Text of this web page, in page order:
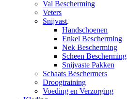
Val Bescherming
Veters
Snijvast.
Handschoenen
Enkel Bescherming
Nek Bescherming
Scheen Bescherming
Snijvaste Pakken
Schaats Beschermers
Droogtraining
Voeding en Verzorging